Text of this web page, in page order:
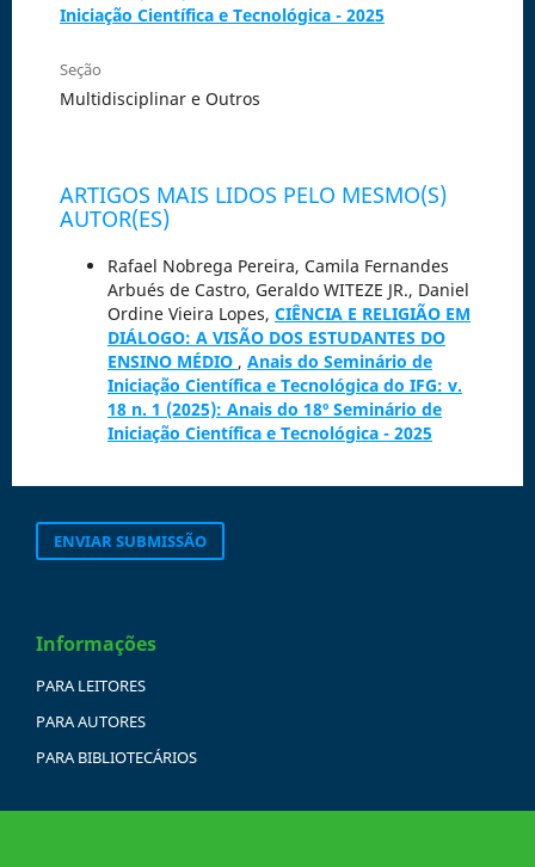
Iniciação Científica e Tecnológica - 2025
Seção
Multidisciplinar e Outros
ARTIGOS MAIS LIDOS PELO MESMO(S)
AUTOR(ES)
Rafael Nobrega Pereira, Camila Fernandes
Arbués de Castro, Geraldo WITEZE JR., Daniel
Ordine Vieira Lopes, CIÊNCIA E RELIGIÃO EM
DIÁLOGO: A VISÃO DOS ESTUDANTES DO
ENSINO MÉDIO , Anais do Seminário de
Iniciação Científica e Tecnológica do IFG: v.
18 n. 1 (2025): Anais do 18º Seminário de
Iniciação Científica e Tecnológica - 2025
ENVIAR SUBMISSÃO
Informações
PARA LEITORES
PARA AUTORES
PARA BIBLIOTECÁRIOS